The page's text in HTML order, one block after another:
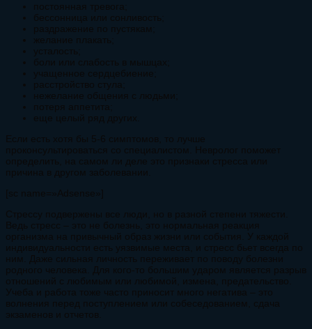
постоянная тревога;
бессонница или сонливость;
раздражение по пустякам;
желание плакать;
усталость;
боли или слабость в мышцах;
учащенное сердцебиение;
расстройство стула;
нежелание общения с людьми;
потеря аппетита;
еще целый ряд других.
Если есть хотя бы 5-6 симптомов, то лучше
проконсультироваться со специалистом. Невролог поможет
определить, на самом ли деле это признаки стресса или
причина в другом заболевании.
[sc name=»Adsense»]
Стрессу подвержены все люди, но в разной степени тяжести.
Ведь стресс – это не болезнь, это нормальная реакция
организма на привычный образ жизни или события. У каждой
индивидуальности есть уязвимые места, и стресс бьет всегда по
ним. Даже сильная личность переживает по поводу болезни
родного человека. Для кого-то большим ударом является разрыв
отношений с любимым или любимой, измена, предательство.
Учеба и работа тоже часто приносит много негатива – это
волнения перед поступлением или собеседованием, сдача
экзаменов и отчетов.